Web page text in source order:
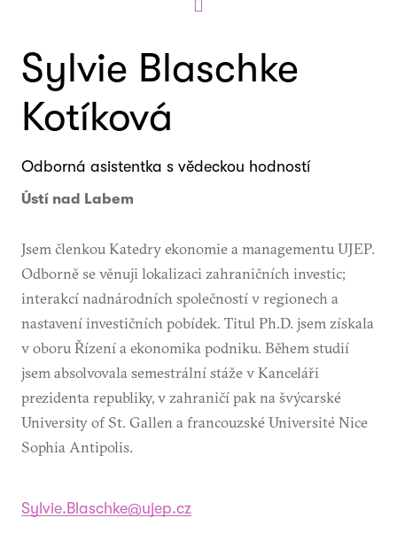
Sylvie Blaschke
Kotíková
Odborná asistentka s vědeckou hodností
Ústí nad Labem
Jsem členkou Katedry ekonomie a managementu UJEP.
Odborně se věnuji lokalizaci zahraničních investic;
interakcí nadnárodních společností v regionech a
nastavení investičních pobídek. Titul Ph.D. jsem získala
v oboru Řízení a ekonomika podniku. Během studií
jsem absolvovala semestrální stáže v Kanceláři
prezidenta republiky, v zahraničí pak na švýcarské
University of St. Gallen a francouzské Université Nice
Sophia Antipolis.
Sylvie.Blaschke@ujep.cz